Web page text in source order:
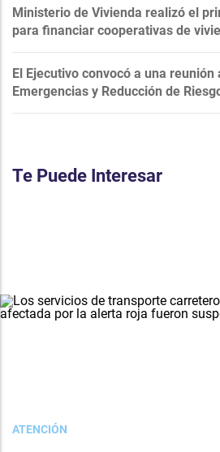
Ministerio de Vivienda realizó el
para financiar cooperativas de
El Ejecutivo convocó a una
Emergencias y Reducción de
Te Puede Interesar
ATENCIÓN